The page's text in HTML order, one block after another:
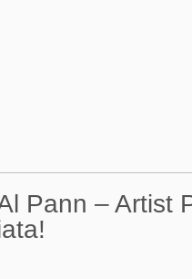
Pann – Artist